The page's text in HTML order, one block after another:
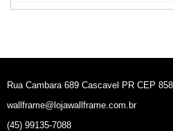
Rua Cambara 689 Cascavel PR CEP
wallframe@lojawallframe.com.br
(45) 99135-7088